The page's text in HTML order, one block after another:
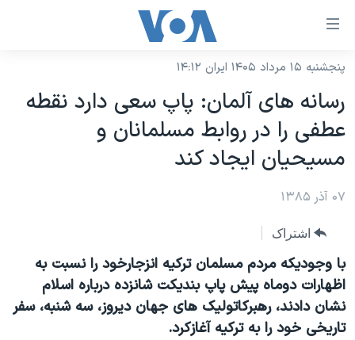
لینکهای
دسترسی
جهش
محتوای
اصلی
صفحه
جهش
به
جستجو
نسخه سبک وب‌سایت
موضوع ها
ایران
آمریکا
جهان
ورزشی
گزیده‌ها
ویژه برنامه‌ها
برنامه های تلویزیونی
جدول برنامه ها
صفحه‌های ویژه
جام جهانی ۲۰۲۶
عملیات خشم حماسی
۲۵۰سالگی آمریکا
فرکانس‌های صدای آمریکا
پخش رادیویی
یادگیری زبان انگلیسی
پنجشنبه ۱۵ مرداد ۱۴۰۵ ایران ۱۴:۱۲
رسانه های آلمان: پاپ سعی دارد نقطه
عطفی را در روابط مسلمانان و
مسيحيان ايجاد کند
۰۷ آذر ۱۳۸۵
اشتراک
با وجوديکه مردم مسلمان ترکيه انزجارخود را نسبت به
اظهارات دوماه پيش پاپ بنديکت شانزده درباره اسلام
نشان دادند، رهبرکاتوليک های جهان ديروز، سه شنبه، سفر
تاريخی خود را به ترکيه آغازکرد.